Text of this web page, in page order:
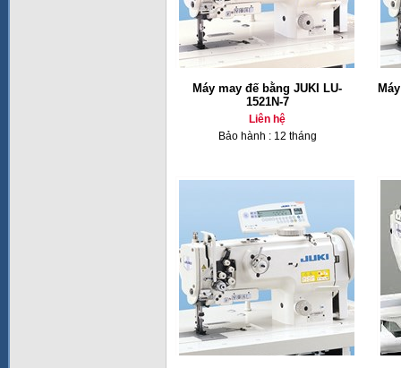
Máy may đế bằng JUKI LU-
1521N-7
Liên hệ
Bảo hành : 12 tháng